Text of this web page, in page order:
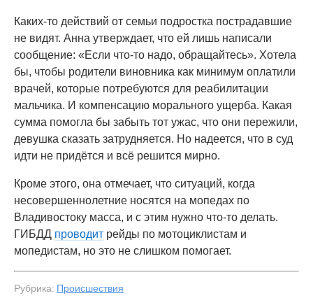
Каких-то действий от семьи подростка пострадавшие
не видят. Анна утверждает, что ей лишь написали
сообщение: «Если что-то надо, обращайтесь». Хотела
бы, чтобы родители виновника как минимум оплатили
врачей, которые потребуются для реабилитации
мальчика. И компенсацию морального ущерба. Какая
сумма помогла бы забыть тот ужас, что они пережили,
девушка сказать затрудняется. Но надеется, что в суд
идти не придётся и всё решится мирно.
Кроме этого, она отмечает, что ситуаций, когда
несовершеннолетние носятся на мопедах по
Владивостоку масса, и с этим нужно что-то делать.
ГИБДД проводит рейды по мотоциклистам и
мопедистам, но это не слишком помогает.
Рубрика: Происшествия